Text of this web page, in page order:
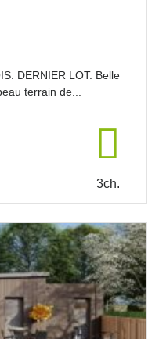
DERNIER LOT. Belle
terrain de...
3ch.